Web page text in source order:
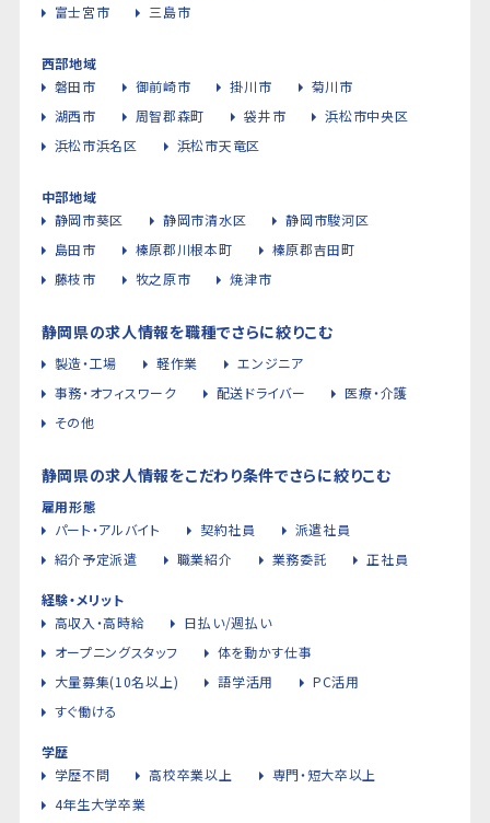
富士宮市
三島市
西部地域
磐田市
御前崎市 掛川市
菊川市
湖西市
周智郡森町 袋井市
浜松市中央区
浜松市浜名区
浜松市天竜区
中部地域
静岡市葵区
静岡市清水区
静岡市駿河区
島田市
榛原郡川根本町
榛原郡吉田町
藤枝市
牧之原市 焼津市
静岡県の求人情報を職種でさらに絞りこむ
製造・工場 軽作業
エンジニア
事務・オフィスワーク
配送ドライバー
医療・介護
その他
静岡県の求人情報をこだわり条件でさらに絞りこむ
雇用形態
パート・アルバイト
契約社員
派遣社員
紹介予定派遣
職業紹介 業務委託 正社員
経験・メリット
高収入・高時給
日払い/週払い
オープニングスタッフ
体を動かす仕事
大量募集(10名以上)
語学活用
PC活用
すぐ働ける
学歴
学歴不問
高校卒業以上
専門・短大卒以上
4年生大学卒業